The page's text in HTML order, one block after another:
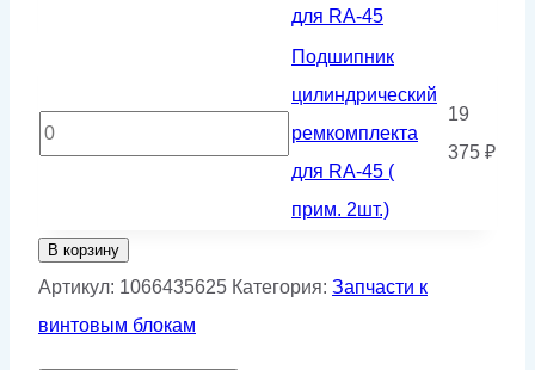
ремкомплекта
для
для RA-45
Количество
цилиндрический
ремкомплекта
для
Подшипник
цилиндрический
ремкомплекта
для RA-45 (
прим. 2шт.)
19
375 ₽
В корзину
Артикул: 1066435625 Категория: Запчасти к
винтовым блокам